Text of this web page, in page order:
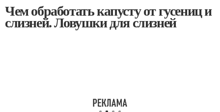
Чем обработать капусту от гусениц и
слизней. Ловушки для слизней